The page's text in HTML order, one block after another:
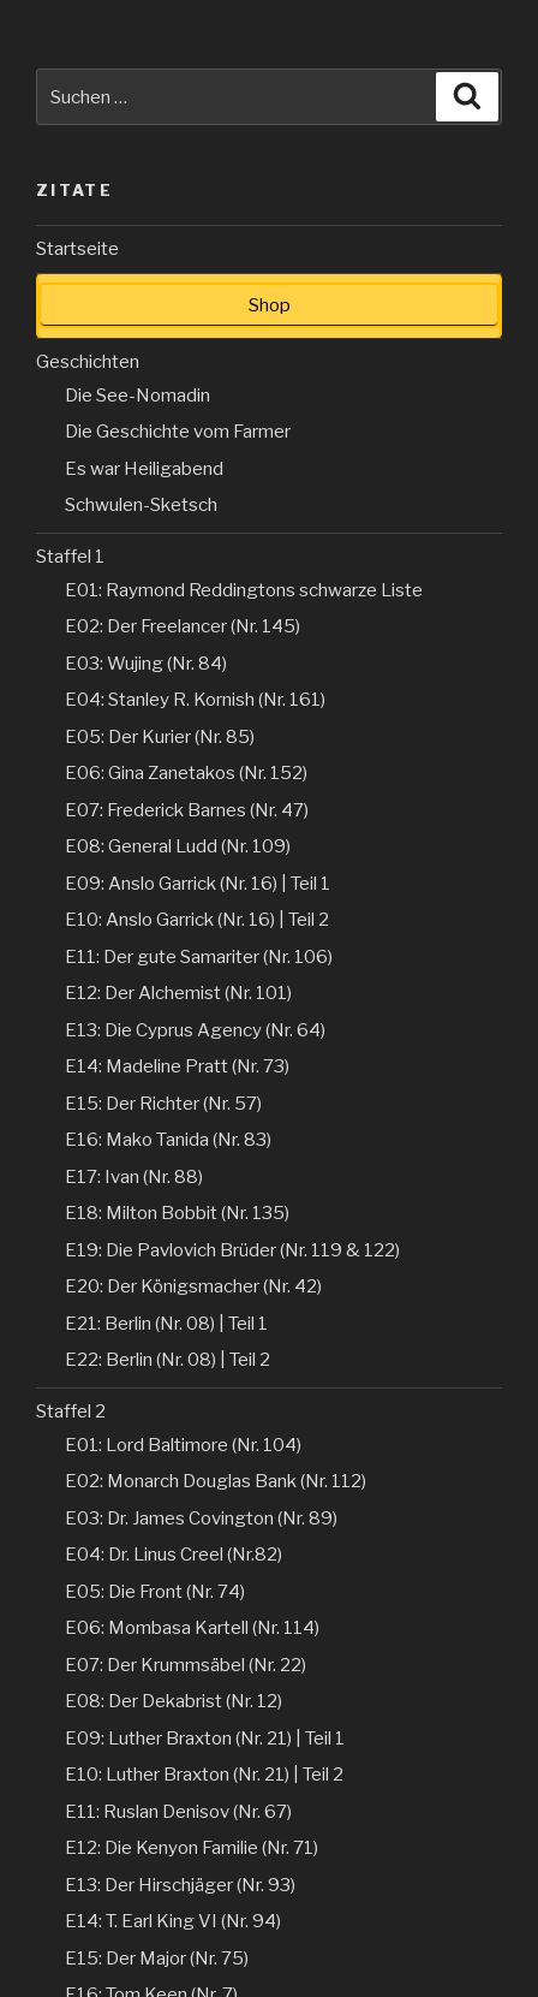
nach:
ZITATE
Startseite
Shop
Geschichten
Die See-Nomadin
Die Geschichte vom Farmer
Es war Heiligabend
Schwulen-Sketsch
Staffel 1
E01: Raymond Reddingtons schwarze Liste
E02: Der Freelancer (Nr. 145)
E03: Wujing (Nr. 84)
E04: Stanley R. Kornish (Nr. 161)
E05: Der Kurier (Nr. 85)
E06: Gina Zanetakos (Nr. 152)
E07: Frederick Barnes (Nr. 47)
E08: General Ludd (Nr. 109)
E09: Anslo Garrick (Nr. 16) | Teil 1
E10: Anslo Garrick (Nr. 16) | Teil 2
E11: Der gute Samariter (Nr. 106)
E12: Der Alchemist (Nr. 101)
E13: Die Cyprus Agency (Nr. 64)
E14: Madeline Pratt (Nr. 73)
E15: Der Richter (Nr. 57)
E16: Mako Tanida (Nr. 83)
E17: Ivan (Nr. 88)
E18: Milton Bobbit (Nr. 135)
E19: Die Pavlovich Brüder (Nr. 119 & 122)
E20: Der Königsmacher (Nr. 42)
E21: Berlin (Nr. 08) | Teil 1
E22: Berlin (Nr. 08) | Teil 2
Staffel 2
E01: Lord Baltimore (Nr. 104)
E02: Monarch Douglas Bank (Nr. 112)
E03: Dr. James Covington (Nr. 89)
E04: Dr. Linus Creel (Nr.82)
E05: Die Front (Nr. 74)
E06: Mombasa Kartell (Nr. 114)
E07: Der Krummsäbel (Nr. 22)
E08: Der Dekabrist (Nr. 12)
E09: Luther Braxton (Nr. 21) | Teil 1
E10: Luther Braxton (Nr. 21) | Teil 2
E11: Ruslan Denisov (Nr. 67)
E12: Die Kenyon Familie (Nr. 71)
E13: Der Hirschjäger (Nr. 93)
E14: T. Earl King VI (Nr. 94)
E15: Der Major (Nr. 75)